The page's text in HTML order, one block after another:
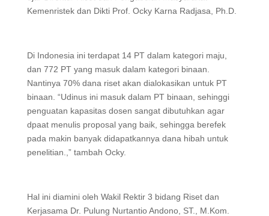
Kemenristek dan Dikti Prof. Ocky Karna Radjasa, Ph.D.
Di Indonesia ini terdapat 14 PT dalam kategori maju,
dan 772 PT yang masuk dalam kategori binaan.
Nantinya 70% dana riset akan dialokasikan untuk PT
binaan. “Udinus ini masuk dalam PT binaan, sehinggi
penguatan kapasitas dosen sangat dibutuhkan agar
dpaat menulis proposal yang baik, sehingga berefek
pada makin banyak didapatkannya dana hibah untuk
penelitian.,” tambah Ocky.
Hal ini diamini oleh Wakil Rektir 3 bidang Riset dan
Kerjasama Dr. Pulung Nurtantio Andono, ST., M.Kom.